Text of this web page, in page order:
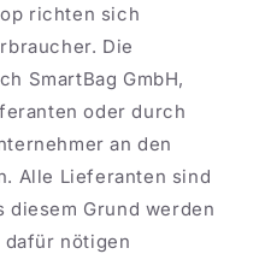
richten sich
Die
SmartBag GmbH,
oder durch
an den
Alle Lieferanten sind
diesem Grund werden
nötigen